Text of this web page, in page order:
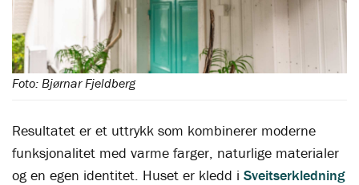
Foto: Bjørnar Fjeldberg
Resultatet er et uttrykk som kombinerer moderne
funksjonalitet med varme farger, naturlige materialer
og en egen identitet. Huset er kledd i Sveitserkledning